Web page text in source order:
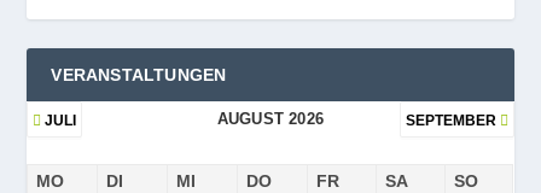
VERANSTALTUNGEN
JULI AUGUST 2026 SEPTEMBER
MO DI MI DO FR SA
SO